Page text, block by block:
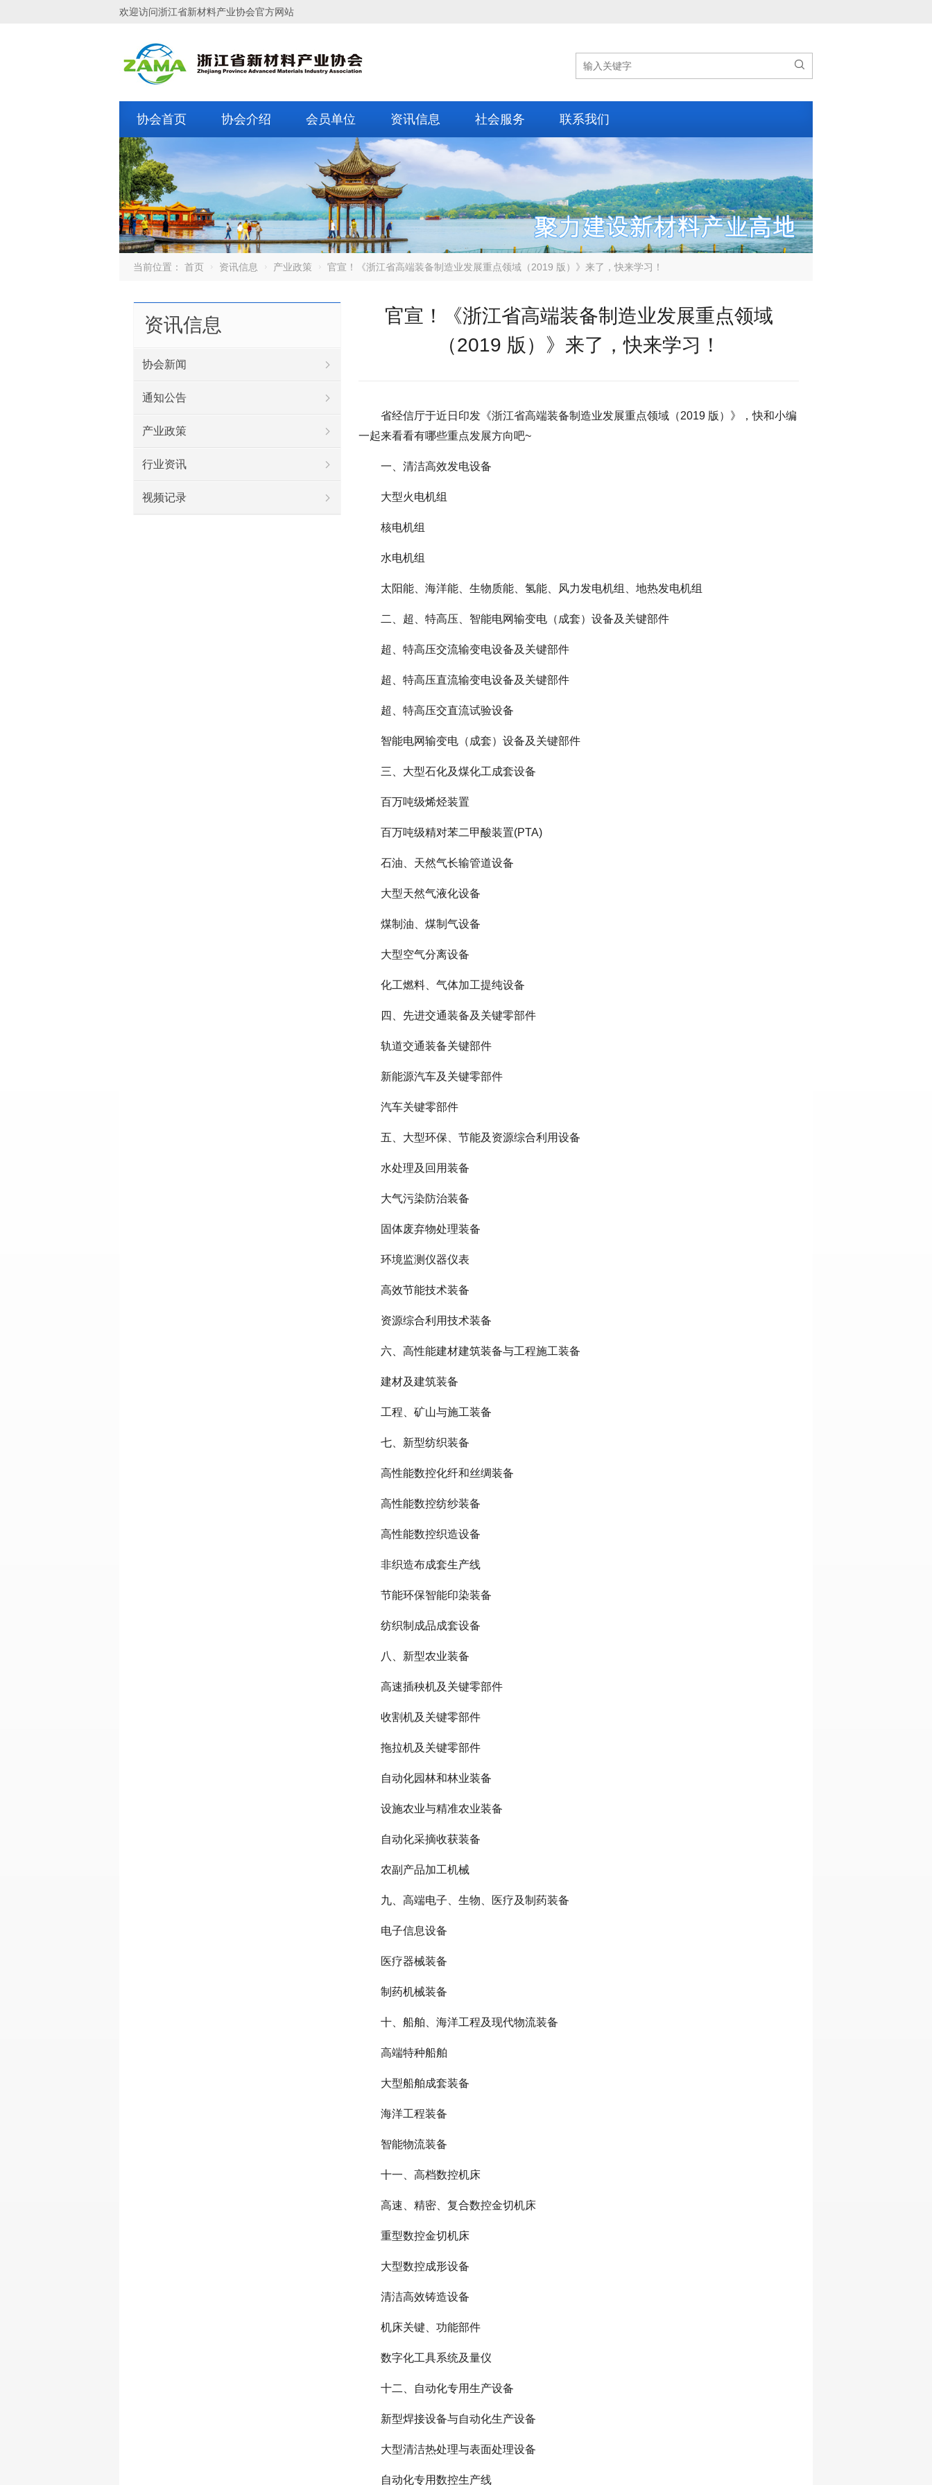
欢迎访问浙江省新材料产业协会官方网站

协会首页 协会介绍 会员单位 资讯信息 社会服务 联系我们
当前位置： 首页 资讯信息 产业政策 官宣！《浙江省高端装备制造业发展重点领域（2019 版）》来了，快来学习！
官宣！《浙江省高端装备制造业发展重点领域
（2019 版）》来了，快来学习！
省经信厅于近日印发《浙江省高端装备制造业发展重点领域（2019 版）》，快和小编
一起来看看有哪些重点发展方向吧~
一、清洁高效发电设备
大型火电机组
核电机组
水电机组
太阳能、海洋能、生物质能、氢能、风力发电机组、地热发电机组
二、超、特高压、智能电网输变电（成套）设备及关键部件
超、特高压交流输变电设备及关键部件
超、特高压直流输变电设备及关键部件
超、特高压交直流试验设备
智能电网输变电（成套）设备及关键部件
三、大型石化及煤化工成套设备
百万吨级烯烃装置
百万吨级精对苯二甲酸装置(PTA)
石油、天然气长输管道设备
大型天然气液化设备
煤制油、煤制气设备
大型空气分离设备
化工燃料、气体加工提纯设备
四、先进交通装备及关键零部件
轨道交通装备关键部件
新能源汽车及关键零部件
汽车关键零部件
五、大型环保、节能及资源综合利用设备
水处理及回用装备
大气污染防治装备
固体废弃物处理装备
环境监测仪器仪表
高效节能技术装备
资源综合利用技术装备
六、高性能建材建筑装备与工程施工装备
建材及建筑装备
工程、矿山与施工装备
七、新型纺织装备
高性能数控化纤和丝绸装备
高性能数控纺纱装备
高性能数控织造设备
非织造布成套生产线
节能环保智能印染装备
纺织制成品成套设备
八、新型农业装备
高速插秧机及关键零部件
收割机及关键零部件
拖拉机及关键零部件
自动化园林和林业装备
设施农业与精准农业装备
自动化采摘收获装备
农副产品加工机械
九、高端电子、生物、医疗及制药装备
电子信息设备
医疗器械装备
制药机械装备
十、船舶、海洋工程及现代物流装备
高端特种船舶
大型船舶成套装备
海洋工程装备
智能物流装备
十一、高档数控机床
高速、精密、复合数控金切机床
重型数控金切机床
大型数控成形设备
清洁高效铸造设备
机床关键、功能部件
数字化工具系统及量仪
十二、自动化专用生产设备
新型焊接设备与自动化生产设备
大型清洁热处理与表面处理设备
自动化专用数控生产线
资讯信息
协会新闻
通知公告
产业政策
行业资讯
视频记录